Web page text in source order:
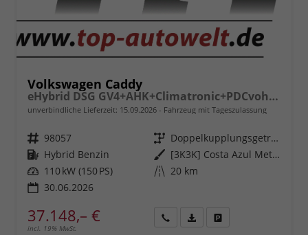
Volkswagen Caddy
eHybrid DSG GV4+AHK+Climatronic+PDCvohi+Cam+Regensens.+AppConnect
unverbindliche Lieferzeit: 15.09.2026 Fahrzeug mit Tageszulassung
Fahrzeugnr. 98057 Getriebe
Doppelkupplungsgetriebe (DSG)
Kraftstoff Hybrid Benzin Außenfarbe
[3K3K] Costa Azul Metallic
Leistung 110 kW (150 PS) Kilometerstand 20 km
30.06.2026
37.148,– €
incl. 19% MwSt.